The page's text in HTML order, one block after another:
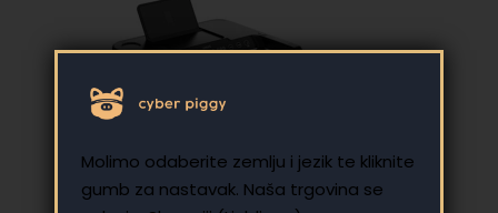
Molimo odaberite zemlju i jezik te kliknite
gumb za nastavak. Naša trgovina se